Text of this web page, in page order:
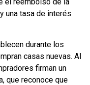
el reembolso de la
una tasa de interés
durante los
casas nuevas. Al
firman un
que reconoce que